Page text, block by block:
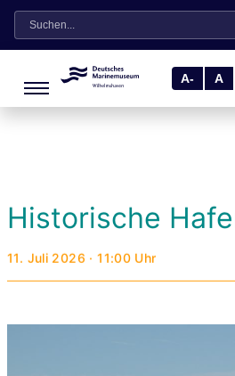
Suche
A- A
Historische
11. Juli 2026 · 11:00 Uhr